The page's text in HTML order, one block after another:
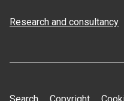
Research and consultancy